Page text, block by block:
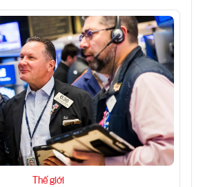
Thế giới